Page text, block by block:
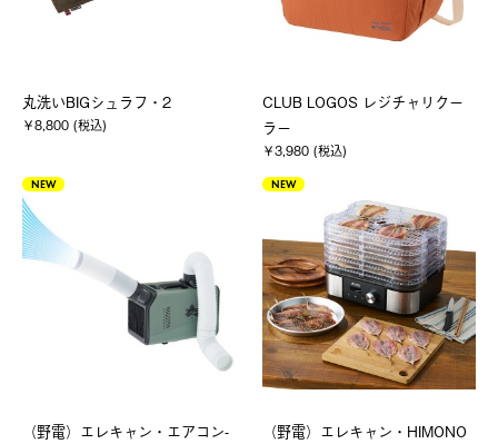
丸洗いBIGシュラフ・2
￥8,800 (税込)
CLUB LOGOS レジチャリクー
ラー
￥3,980 (税込)
NEW
（野電）エレキャン・エアコン-
NEW
（野電）エレキャン・HIMONO